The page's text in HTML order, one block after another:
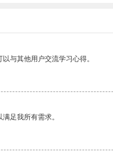
与其他用户交流学习心得。
足我所有需求。